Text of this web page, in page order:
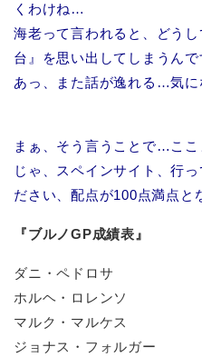
くわけね…
海老って言われると、どう
台』を思い出してしまうん
あっ、また話が逸れる…気
まぁ、そう言うことで…ここ
じゃ、スペインサイト、行
ださい、配点が100点満点と
『ブルノGP成績表』
ダニ・ペドロサ
ホルヘ・ロレンソ
マルク・マルケス
ジョナス・フォルガ